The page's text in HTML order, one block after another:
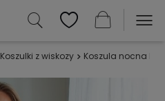
Koszulki z wiskozy Koszula nocna